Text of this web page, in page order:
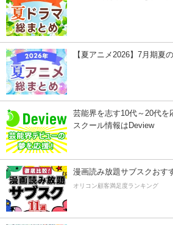
【夏アニメ2026】7月期夏
芸能界を志す10代～20代を
スクール情報はDeview
漫画読み放題サブスクおす
オリコン顧客満足度ランキング